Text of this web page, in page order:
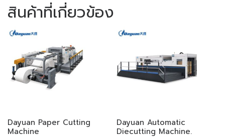
สินค้าที่เกี่ยวข้อง
Dayuan Paper Cutting
Machine
Dayuan Automatic
Diecutting Machine.